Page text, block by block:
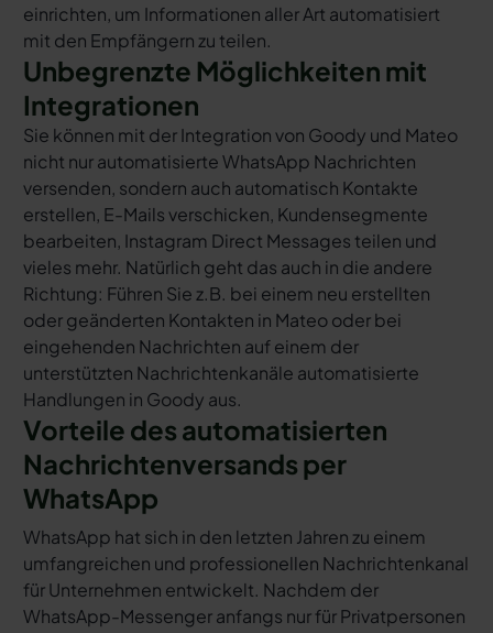
einrichten, um Informationen aller Art automatisiert
mit den Empfängern zu teilen.
Unbegrenzte Möglichkeiten mit
Integrationen
Sie können mit der Integration von Goody und Mateo
nicht nur automatisierte WhatsApp Nachrichten
versenden, sondern auch automatisch Kontakte
erstellen, E-Mails verschicken, Kundensegmente
bearbeiten, Instagram Direct Messages teilen und
vieles mehr. Natürlich geht das auch in die andere
Richtung: Führen Sie z.B. bei einem neu erstellten
oder geänderten Kontakten in Mateo oder bei
eingehenden Nachrichten auf einem der
unterstützten Nachrichtenkanäle automatisierte
Handlungen in Goody aus.
Vorteile des automatisierten
Nachrichtenversands per
WhatsApp
WhatsApp hat sich in den letzten Jahren zu einem
umfangreichen und professionellen Nachrichtenkanal
für Unternehmen entwickelt. Nachdem der
WhatsApp-Messenger anfangs nur für Privatpersonen